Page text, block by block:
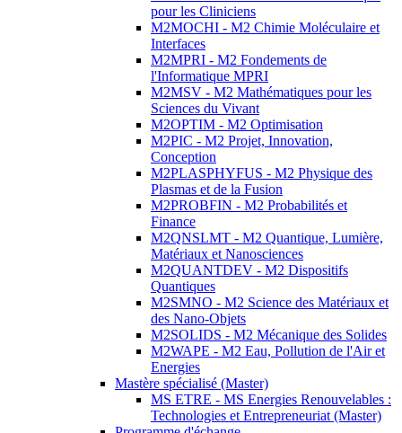
pour les Cliniciens
M2MOCHI - M2 Chimie Moléculaire et
Interfaces
M2MPRI - M2 Fondements de
l'Informatique MPRI
M2MSV - M2 Mathématiques pour les
Sciences du Vivant
M2OPTIM - M2 Optimisation
M2PIC - M2 Projet, Innovation,
Conception
M2PLASPHYFUS - M2 Physique des
Plasmas et de la Fusion
M2PROBFIN - M2 Probabilités et
Finance
M2QNSLMT - M2 Quantique, Lumière,
Matériaux et Nanosciences
M2QUANTDEV - M2 Dispositifs
Quantiques
M2SMNO - M2 Science des Matériaux et
des Nano-Objets
M2SOLIDS - M2 Mécanique des Solides
M2WAPE - M2 Eau, Pollution de l'Air et
Energies
Mastère spécialisé (Master)
MS ETRE - MS Energies Renouvelables :
Technologies et Entrepreneuriat (Master)